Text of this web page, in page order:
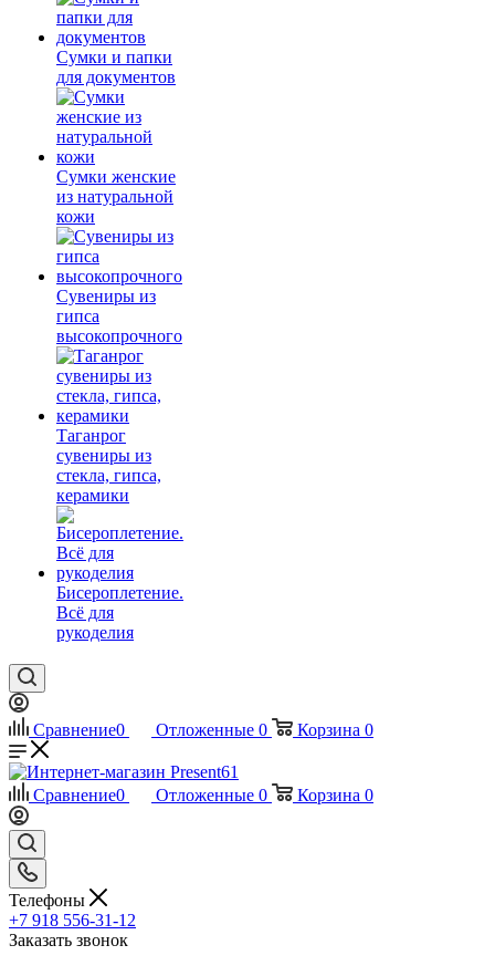
Сумки и папки
для документов
Сумки женские
из натуральной
кожи
Сувениры из
гипса
высокопрочного
Таганрог
сувениры из
стекла, гипса,
керамики
Бисероплетение.
Всё для
рукоделия
Сравнение0 Отложенные 0 Корзина 0
Сравнение0 Отложенные 0 Корзина 0
Телефоны
+7 918 556-31-12
Заказать звонок